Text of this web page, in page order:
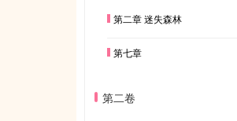
第二章 迷失森林
第七章
第二卷